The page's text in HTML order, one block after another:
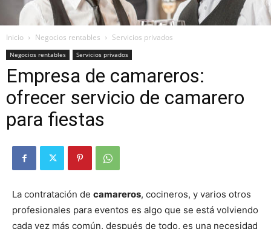
Inicio Negocios rentables Servicios privados
Negocios rentables Servicios privados
Empresa de camareros:
ofrecer servicio de camarero
para fiestas
La contratación de camareros, cocineros, y varios otros
profesionales para eventos es algo que se está volviendo
cada vez más común, después de todo, es una necesidad